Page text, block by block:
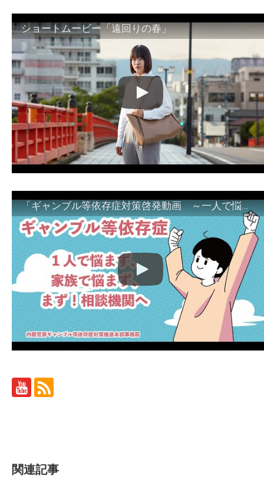
ショートムービー「遠回りの春」
「ギャンブル等依存症対策啓発動画 ～一人で悩まず、家族で悩まず、まず！相談機関へ～」
関連記事